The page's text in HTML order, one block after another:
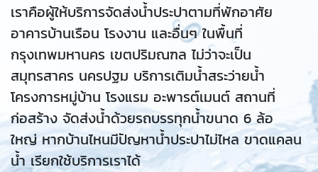
เราคือผู้ให้บริการจัดส่งน้ำประปาตามที่พักอาศัย
อาคารบ้านเรือน โรงงาน และอื่นๆ ในพื้นที่
กรุงเทพมหานคร เขตปริมณฑล ไม่ว่าจะเป็น
สมุทรสาคร นครปฐม บริการเติมน้ำสระว่ายน้ำ
โครงการหมู่บ้าน โรงแรม อะพารต์เมนต์ สถานที่
ก่อสร้าง จัดส่งน้ำด้วยรถบรรทุกน้ำขนาด 6 ล้อ
ใหญ่ หากบ้านไหนมีปัญหาน้ำประปาไม่ไหล ขาดแคลน
น้ำ เรียกใช้บริการเราได้